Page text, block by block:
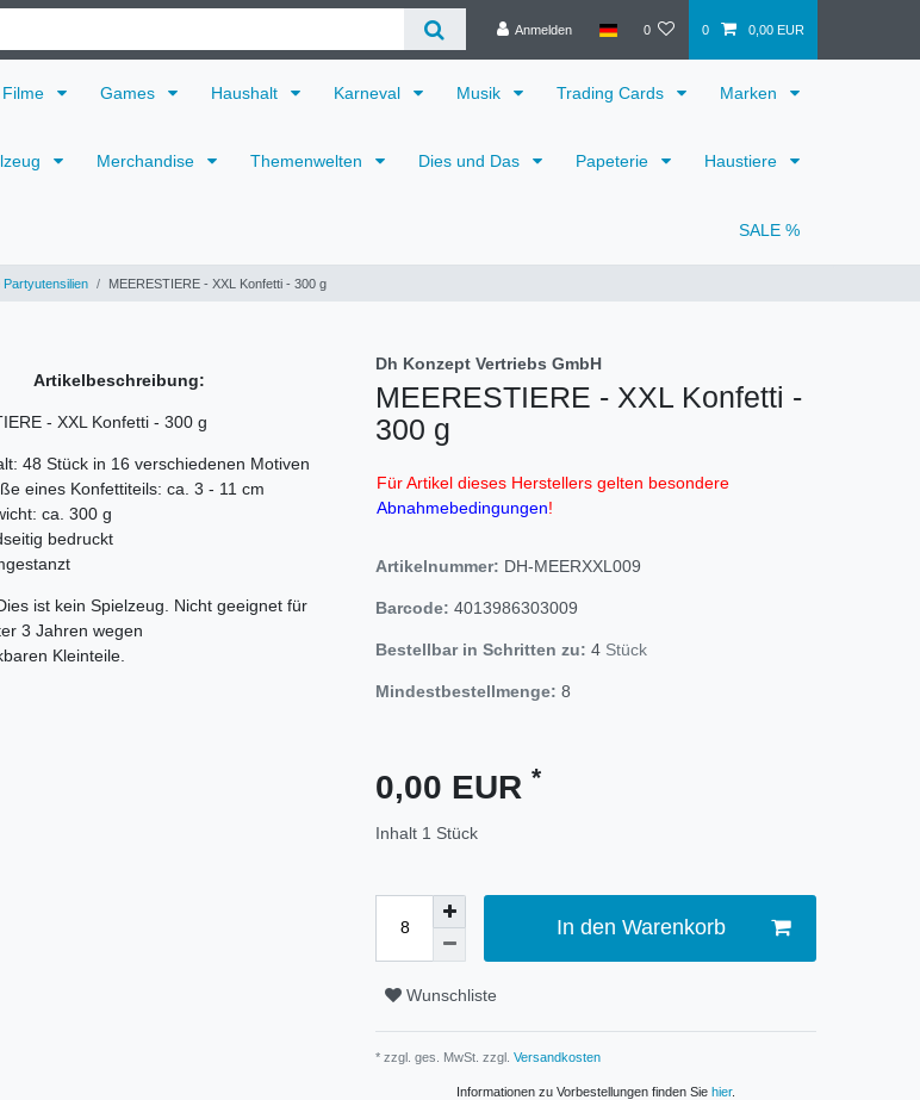
Anmelden 0 0 0,00 EUR
Filme Games Haushalt Karneval Musik Trading Cards Marken
Merchandise Themenwelten Dies und Das Papeterie Haustiere
SALE %
MEERESTIERE - XXL Konfetti - 300 g
Artikelbeschreibung:
- XXL Konfetti - 300 g
48 Stück in 16 verschiedenen Motiven
eines Konfettiteils: ca. 3 - 11 cm
ca. 300 g
bedruckt
ist kein Spielzeug. Nicht geeignet für
3 Jahren wegen
Kleinteile.
Dh Konzept Vertriebs GmbH
MEERESTIERE - XXL Konfetti -
300 g
Für Artikel dieses Herstellers gelten besondere
Abnahmebedingungen!
Artikelnummer: DH-MEERXXL009
Barcode: 4013986303009
Bestellbar in Schritten zu: 4 Stück
Mindestbestellmenge: 8
0,00 EUR *
Inhalt 1 Stück
In den Warenkorb
Wunschliste
* zzgl. ges. MwSt. zzgl. Versandkosten
Informationen zu Vorbestellungen finden Sie hier.